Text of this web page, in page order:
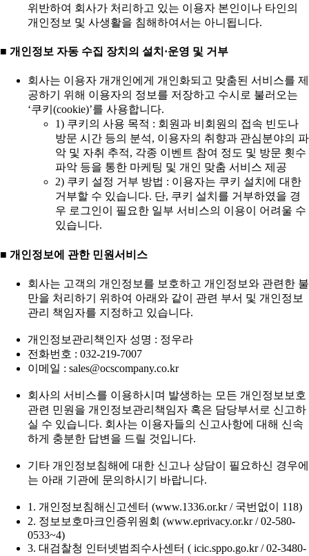
위반하여 회사가 처리하고 있는 이용자 본인이나 타인의
개인정보 및 사생활을 침해하여서는 아니됩니다.
■ 개인정보 자동 수집 장치의 설치·운영 및 거부
회사는 이용자 개개인에게 개인화되고 맞춤된 서비스를 제
공하기 위해 이용자의 정보를 저장하고 수시로 불러오는
‘쿠키(cookie)’를 사용합니다.
1) 쿠키의 사용 목적 : 회원과 비회원의 접속 빈도나
방문 시간 등의 분석, 이용자의 취향과 관심분야의 파
악 및 자취 추적, 각종 이벤트 참여 정도 및 방문 횟수
파악 등을 통한 마케팅 및 개인 맞춤 서비스 제공
2) 쿠키 설정 거부 방법 : 이용자는 쿠키 설치에 대한
거부할 수 있습니다. 단, 쿠키 설치를 거부하였을 경
우 로그인이 필요한 일부 서비스의 이용이 어려울 수
있습니다.
■ 개인정보에 관한 민원서비스
회사는 고객의 개인정보를 보호하고 개인정보와 관련한 불
만을 처리하기 위하여 아래와 같이 관련 부서 및 개인정보
관리 책임자를 지정하고 있습니다.
개인정보관리책인자 성명 : 정우라
전화번호 : 032-219-7007
이메일 : sales@ocscompany.co.kr
회사의 서비스를 이용하시며 발생하는 모든 개인정보보호
관련 민원을 개인정보관리책임자 혹은 담당부서로 신고하
실 수 있습니다. 회사는 이용자들의 신고사항에 대해 신속
하게 충분한 답변을 드릴 것입니다.
기타 개인정보침해에 대한 신고나 상담이 필요하신 경우에
는 아래 기관에 문의하시기 바랍니다.
1. 개인정보침해신고센터 (www.1336.or.kr / 국번없이 118)
2. 정보보호마크인증위원회 (www.eprivacy.or.kr / 02-580-
0533~4)
3. 대검찰청 인터넷범죄수사센터 ( icic.sppo.go.kr / 02-3480-